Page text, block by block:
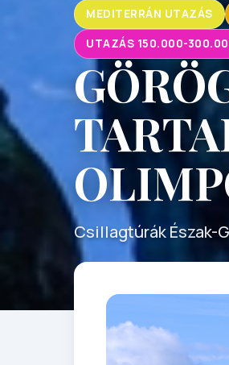
MEDITERRÁN UTAZÁS
UTAZÁS 150.000-
Csillagtúrák Észak-